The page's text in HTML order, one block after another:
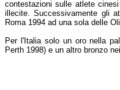
contestazioni sulle atlete
illecite. Successivamente gli
Roma 1994 ad una sola delle
Per l'Italia solo un oro nella
Perth 1998) e un altro bronzo